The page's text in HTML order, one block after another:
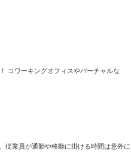
コワーキングオフィスやバーチャルな
従業員が通勤や移動に掛ける時間は意外に